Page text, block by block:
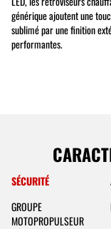
générique ajoutent une
sublimé par une finition
performantes.
SÉCURITÉ
GROUPE
MOTOPROPULSEUR